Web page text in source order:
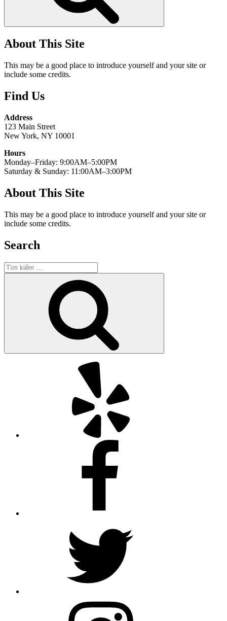
About This Site
This may be a good place to introduce yourself and your site or
include some credits.
Find Us
Address
123 Main Street
New York, NY 10001
Hours
Monday–Friday: 9:00AM–5:00PM
Saturday & Sunday: 11:00AM–3:00PM
About This Site
This may be a good place to introduce yourself and your site or
include some credits.
Search
Tìm
kiếm: